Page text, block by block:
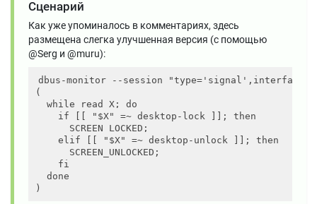
Сценарий
Как уже упоминалось в комментариях, здесь
размещена слегка улучшенная версия (с помощью
@Serg и @muru):
dbus-monitor --session
(
  while read X; do
    if [[ "$X" =~ desktop-lock ]]; then
      SCREEN_LOCKED;
    elif [[ "$X" =~ desktop-unlock ]]; then
      SCREEN_UNLOCKED;
    fi
  done